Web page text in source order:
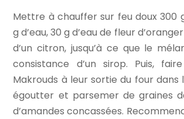
Mettre à chauffer sur feu doux 300
g d’eau, 30 g d’eau de fleur
d’un citron, jusqu’à ce que le
consistance d’un sirop. Puis,
Makrouds à leur sortie du four dans
égoutter et parsemer de graines
d’amandes concassées.